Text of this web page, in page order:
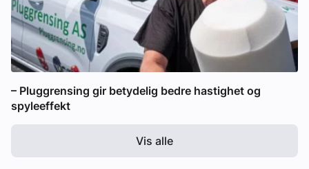
– Pluggrensing gir betydelig bedre hastighet og
spyleeffekt
Vis alle